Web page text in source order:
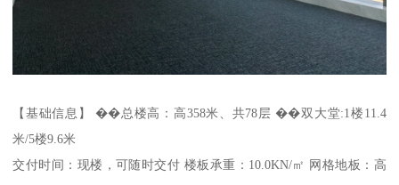
【基础信息】 ��总楼高：高358米、共78层 ��双大堂:1楼11.4
米/5楼9.6米
交付时间：现楼，可随时交付 楼板承重：10.0KN/㎡ 网格地板：高